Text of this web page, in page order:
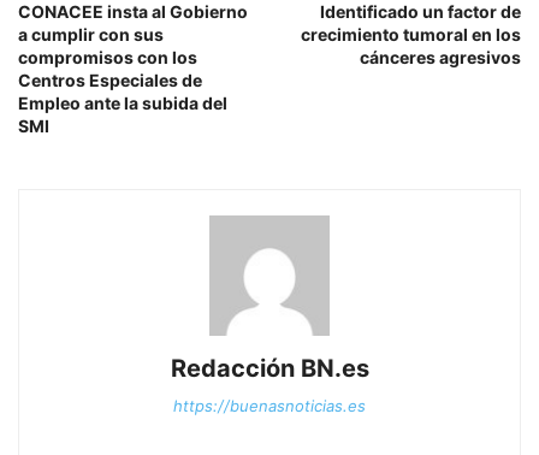
CONACEE insta al Gobierno
a cumplir con sus
compromisos con los
Centros Especiales de
Empleo ante la subida del
SMI
Identificado un factor de
crecimiento tumoral en los
cánceres agresivos
Redacción BN.es
https://buenasnoticias.es